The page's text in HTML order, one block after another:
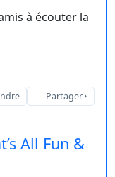
à écouter la
Partager
All Fun &